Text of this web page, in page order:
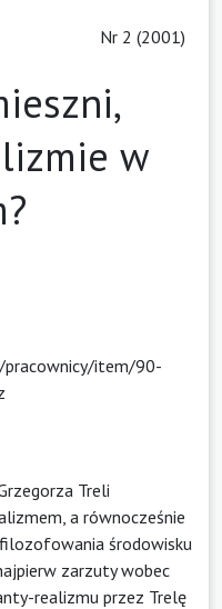
Nr 2 (2001)
w
item/90-
Treli
a równocześnie
środowisku
zarzuty wobec
realizmu przez Trelę